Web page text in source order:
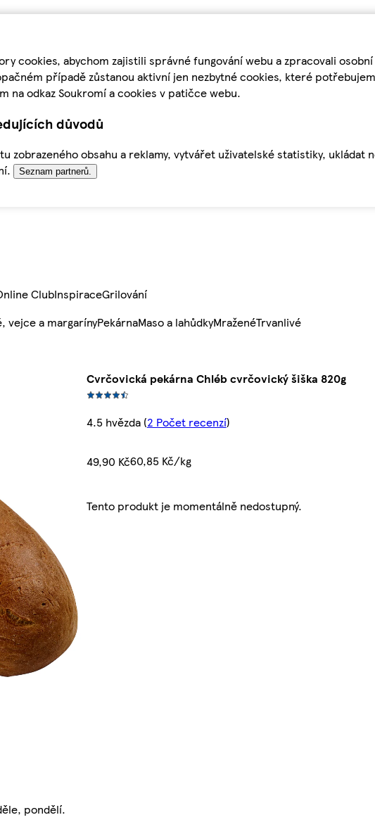
cookies, abychom zajistili správné fungování webu a zpracovali
případě zůstanou aktivní jen nezbytné cookies, které
na odkaz Soukromí a cookies v patičce webu.
důvodů
obsahu a reklamy, vytvářet uživatelské statistiky,
Seznam partnerů.
ClubInspiraceGrilování
vejce a margarínyPekárnaMaso a lahůdkyMraženéTrvanlivé
Cvrčovická pekárna Chléb cvrčovický šiška 820g
4.5 hvězda(2 Počet recenzí)
49,90 Kč60,85 Kč/kg
Tento produkt je momentálně nedostupný.
pondělí.